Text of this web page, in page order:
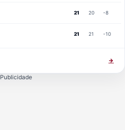
21 20 -8
21 21 -10
→
Publicidade